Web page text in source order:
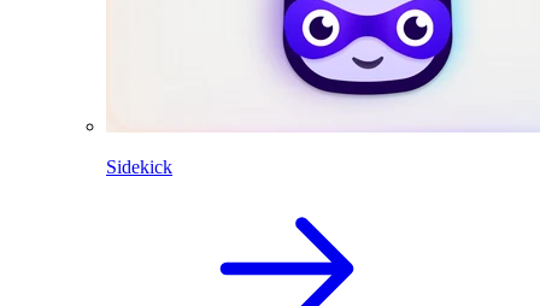
Sidekick